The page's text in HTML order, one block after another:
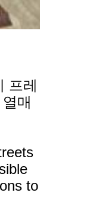
프레
매
to